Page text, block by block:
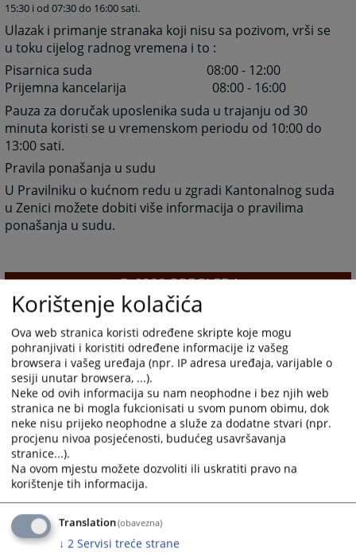
15:30 i od07:30 do 16:00 sati.
Ulazak i primanje stranaka koji nisu sa pozivom, vrši se
u toku cijelog radnog vremena i to :
Pisarnica suda 08:00 - 12:00
Prijemna kancelarija 08:00 - 16:00
Pauza za doručak uposlenika suda u trajanju od 30
minuta koristi se u vremenskom periodu od 10:00 do
13:00 sati.
Pravila ponašanja u sudu
U Pravilniku o kućnom redu u zgradi Kantonalnog suda
u Zenici možete dobiti više informacija o pravilima
ponašanja u sudu.
8222PREGLEDA
Prateći dokumenti
Pravilnik o kućnom redu
Korištenje kolačića
Ova web stranica koristi određene skripte koje mogu
pohranjivati i koristiti određene informacije iz vašeg
browsera i vašeg uređaja (npr. IP adresa uređaja, varijable o
sesiji unutar browsera, ...).
Neke od ovih informacija su nam neophodne i bez njih web
stranica ne bi mogla fukcionisati u svom punom obimu, dok
neke nisu prijeko neophodne a služe za dodatne stvari (npr.
procjenu nivoa posjećenosti, budućeg usavršavanja
stranice...).
Na ovom mjestu možete dozvoliti ili uskratiti pravo na
korištenje tih informacija.
Translation(obavezna)
↓ 2 Servisi treće strane